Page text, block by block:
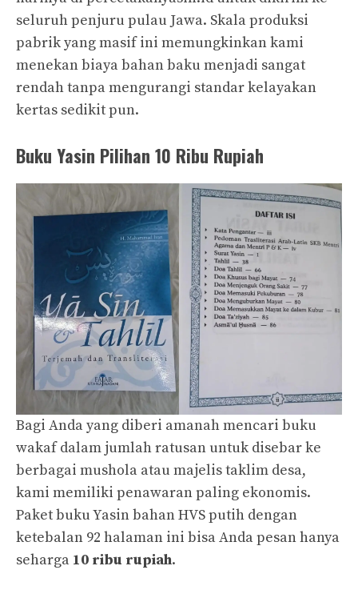
seluruh penjuru pulau Jawa. Skala produksi
pabrik yang masif ini memungkinkan kami
menekan biaya bahan baku menjadi sangat
rendah tanpa mengurangi standar kelayakan
kertas sedikit pun.
Buku Yasin Pilihan 10 Ribu Rupiah
Bagi Anda yang diberi amanah mencari buku
wakaf dalam jumlah ratusan untuk disebar ke
berbagai mushola atau majelis taklim desa,
kami memiliki penawaran paling ekonomis.
Paket buku Yasin bahan HVS putih dengan
ketebalan 92 halaman ini bisa Anda pesan hanya
seharga 10 ribu rupiah.